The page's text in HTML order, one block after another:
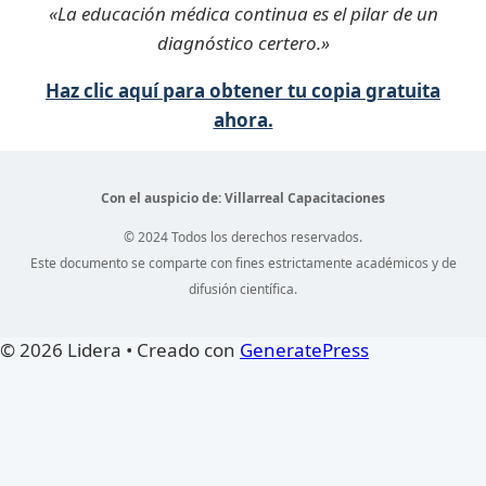
«La educación médica continua es el pilar de un
diagnóstico certero.»
Haz clic aquí para obtener tu copia gratuita
ahora.
Con el auspicio de: Villarreal Capacitaciones
© 2024 Todos los derechos reservados.
Este documento se comparte con fines estrictamente académicos y de
difusión científica.
© 2026 Lidera • Creado con GeneratePress